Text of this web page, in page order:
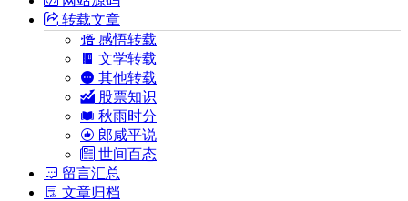
转载文章
感悟转载
文学转载
其他转载
股票知识
秋雨时分
郎咸平说
世间百态
留言汇总
文章归档